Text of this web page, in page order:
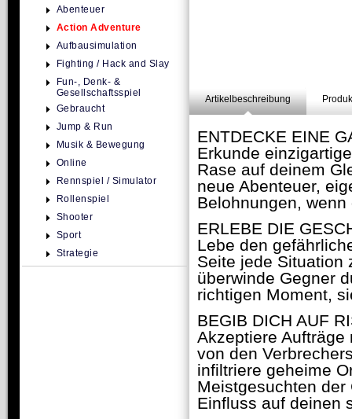
Artikelbeschreibung
ENTDECKE EINE
Erkunde
Rase auf deinem
neue Abenteuer,
Belohnungen,
ERLEBE DIE
Lebe den
Seite jede Situation
überwinde Gegner
richtigen Moment,
BEGIB DICH AUF
Akzeptiere
von den
infiltriere geheime
Meistgesuchten
Einfluss auf deinen
Abenteuer
Action Adventure
Aufbausimulation
Fighting / Hack and Slay
Fun-, Denk- &
Gesellschaftsspiel
Gebraucht
Jump & Run
Musik & Bewegung
Online
Rennspiel / Simulator
Rollenspiel
Shooter
Sport
Strategie